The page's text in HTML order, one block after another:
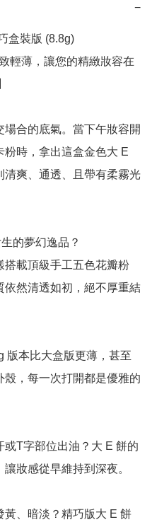
−
盒裝版 (8.8g)
輕薄，讓您的精緻妝容在
合的底氣。當下午妝容開
時，拿出這盒金色大 E
爽、通透、且帶有柔霧光
的夢幻逸品？
搭載頂級手工五色花瓣粉
然清透如初，絕不厚重結
版本比大盒版更薄，甚至
，每一次打開都是優雅的
T字部位出油？大 E 餅的
妝感從早維持到深夜。
、暗淡？精巧版大 E 餅